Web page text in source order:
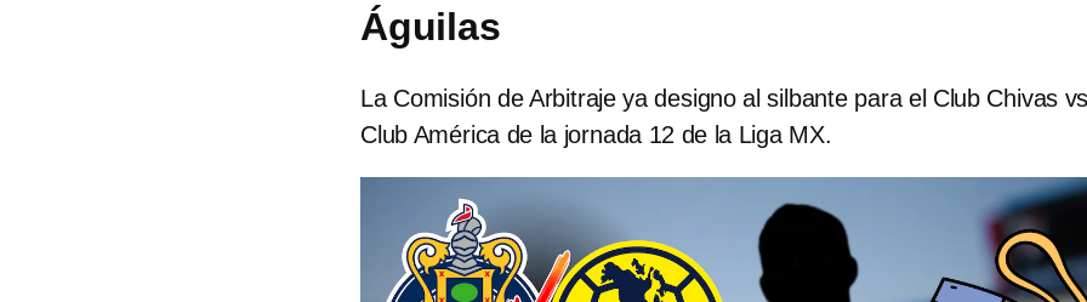
Águilas
La Comisión de Arbitraje ya designo al silbante para el Club Chivas
Club América de la jornada 12 de la Liga MX.